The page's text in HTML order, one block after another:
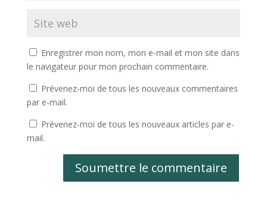
Enregistrer mon nom, mon e-mail et mon site dans
le navigateur pour mon prochain commentaire.
Prévenez-moi de tous les nouveaux commentaires
par e-mail.
Prévenez-moi de tous les nouveaux articles par e-
mail.
Soumettre le commentaire